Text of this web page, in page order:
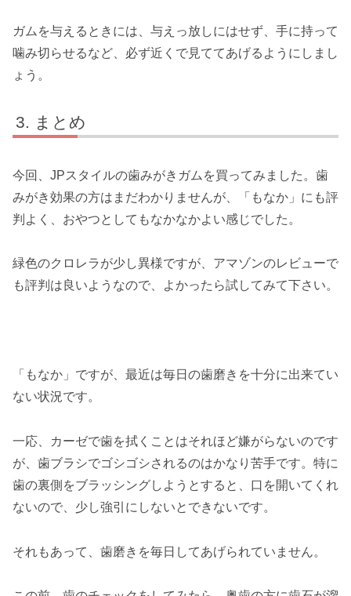
ガムを与えるときには、与えっ放しにはせず、手に持って
噛み切らせるなど、必ず近くで見ててあげるようにしまし
ょう。
まとめ
今回、JPスタイルの歯みがきガムを買ってみました。歯
みがき効果の方はまだわかりませんが、「もなか」にも評
判よく、おやつとしてもなかなかよい感じでした。
緑色のクロレラが少し異様ですが、アマゾンのレビューで
も評判は良いようなので、よかったら試してみて下さい。
「もなか」ですが、最近は毎日の歯磨きを十分に出来てい
ない状況です。
一応、カーゼで歯を拭くことはそれほど嫌がらないのです
が、歯ブラシでゴシゴシされるのはかなり苦手です。特に
歯の裏側をブラッシングしようとすると、口を開いてくれ
ないので、少し強引にしないとできないです。
それもあって、歯磨きを毎日してあげられていません。